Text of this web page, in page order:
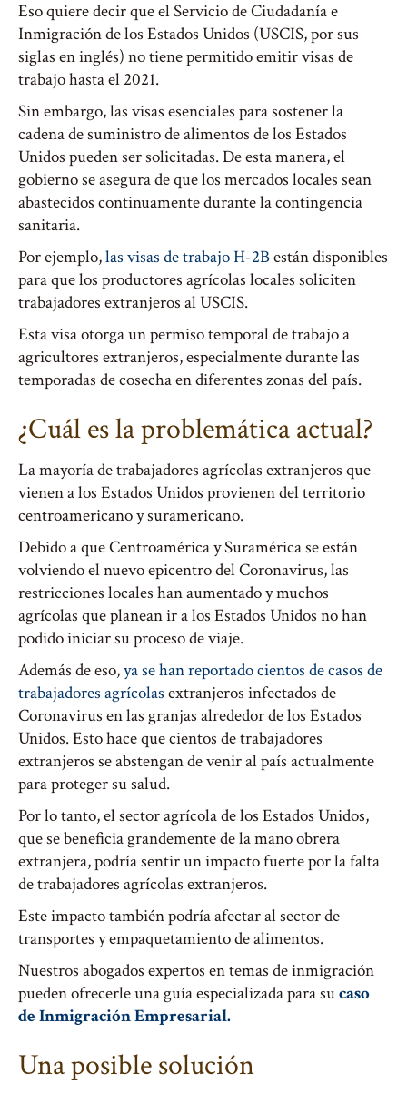
Eso quiere decir que el Servicio de Ciudadanía e
Inmigración de los Estados Unidos (USCIS, por sus
siglas en inglés) no tiene permitido emitir visas de
trabajo hasta el 2021.
Sin embargo, las visas esenciales para sostener la
cadena de suministro de alimentos de los Estados
Unidos pueden ser solicitadas. De esta manera, el
gobierno se asegura de que los mercados locales sean
abastecidos continuamente durante la contingencia
sanitaria.
Por ejemplo,las visas de trabajo H-2Bestán disponibles
para que los productores agrícolas locales soliciten
trabajadores extranjeros al USCIS.
Esta visa otorga un permiso temporal de trabajo a
agricultores extranjeros, especialmente durante las
temporadas de cosecha en diferentes zonas del país.
¿Cuál es la problemática actual?
La mayoría de trabajadores agrícolas extranjeros que
vienen a los Estados Unidos provienen del territorio
centroamericano y suramericano.
Debido a que Centroamérica y Suramérica se están
volviendo el nuevo epicentro del Coronavirus, las
restricciones locales han aumentado y muchos
agrícolas que planean ir a los Estados Unidos no han
podido iniciar su proceso de viaje.
Además de eso,ya se han reportado cientos de casos de
trabajadores agrícolas extranjeros infectados de
Coronavirus en las granjas alrededor de los Estados
Unidos. Esto hace que cientos de trabajadores
extranjeros se abstengan de venir al país actualmente
para proteger su salud.
Por lo tanto, el sector agrícola de los Estados Unidos,
que se beneficia grandemente de la mano obrera
extranjera, podría sentir un impacto fuerte por la falta
de trabajadores agrícolas extranjeros.
Este impacto también podría afectar al sector de
transportes y empaquetamiento de alimentos.
Nuestros abogados expertos en temas de inmigración
pueden ofrecerle una guía especializada para sucaso
de Inmigración Empresarial.
Una posible solución